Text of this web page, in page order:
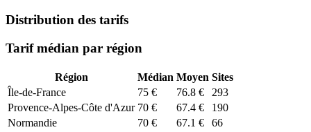
Distribution des tarifs
Tarif médian par région
Région Médian Moyen Sites
Île-de-France
75 € 76.8 €
293
Provence-Alpes-Côte d'Azur 70 € 67.4 €
190
Normandie
70 € 67.1 €
66